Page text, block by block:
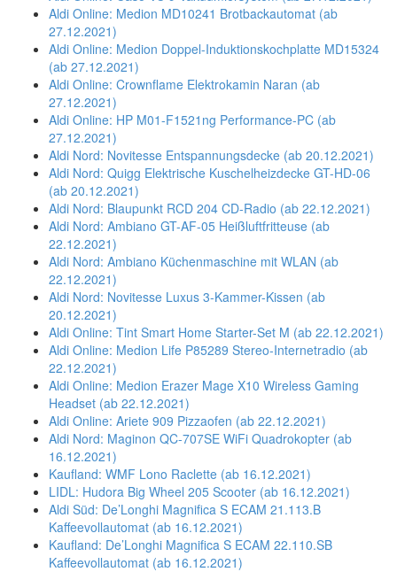
Aldi Online: Medion MD10241 Brotbackautomat (ab
27.12.2021)
Aldi Online: Medion Doppel-Induktionskochplatte MD15324
(ab 27.12.2021)
Aldi Online: Crownflame Elektrokamin Naran (ab
27.12.2021)
Aldi Online: HP M01-F1521ng Performance-PC (ab
27.12.2021)
Aldi Nord: Novitesse Entspannungsdecke (ab 20.12.2021)
Aldi Nord: Quigg Elektrische Kuschelheizdecke GT-HD-06
(ab 20.12.2021)
Aldi Nord: Blaupunkt RCD 204 CD-Radio (ab 22.12.2021)
Aldi Nord: Ambiano GT-AF-05 Heißluftfritteuse (ab
22.12.2021)
Aldi Nord: Ambiano Küchenmaschine mit WLAN (ab
22.12.2021)
Aldi Nord: Novitesse Luxus 3-Kammer-Kissen (ab
20.12.2021)
Aldi Online: Tint Smart Home Starter-Set M (ab 22.12.2021)
Aldi Online: Medion Life P85289 Stereo-Internetradio (ab
22.12.2021)
Aldi Online: Medion Erazer Mage X10 Wireless Gaming
Headset (ab 22.12.2021)
Aldi Online: Ariete 909 Pizzaofen (ab 22.12.2021)
Aldi Nord: Maginon QC-707SE WiFi Quadrokopter (ab
16.12.2021)
Kaufland: WMF Lono Raclette (ab 16.12.2021)
LIDL: Hudora Big Wheel 205 Scooter (ab 16.12.2021)
Aldi Süd: De’Longhi Magnifica S ECAM 21.113.B
Kaffeevollautomat (ab 16.12.2021)
Kaufland: De’Longhi Magnifica S ECAM 22.110.SB
Kaffeevollautomat (ab 16.12.2021)